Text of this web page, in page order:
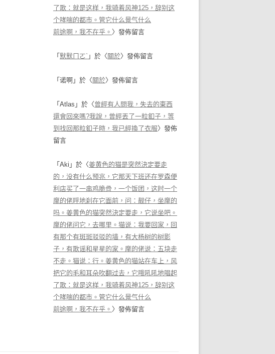
了歌：就是这样，我骑着风神125，辞别这
个哮喘的都市。管它什么景气什么
前途啊，我不在乎。 〉發佈留言
「 默默ㄇㄛˋ 」於〈 關於〉發佈留言
「 诺啊 」於〈 關於〉發佈留言
「 Atlas 」於〈曾經有人問我，失去的東西
還會回來嗎?我說，曾經丟了一粒釦子，等
到找回那粒釦子時，我已經換了衣服〉發佈
留言
「 Aki 」於〈姜黄色的猫是突然決定要走
的，没有什么预兆，它那天下班还在罗森便
利店买了一串鸡脆骨，一个饭团，这时一个
摩的佬呼地刹在它面前，问：靓仔，坐摩的
吗。姜黄色的猫突然決定要走，它说坐吧。
摩的佬问它，去哪里。猫说：我要回家，回
有那个有斑斑驳驳的墙，有大杨树的树影
子，有歌谣和星星的家。摩的佬说：五块走
不走。猫说：行。姜黄色的猫站在车上，风
把它的毛和耳朵吹翻过去，它哦吼吼地唱起
了歌：就是这样，我骑着风神125，辞别这
个哮喘的都市。管它什么景气什么
前途啊，我不在乎。 〉發佈留言